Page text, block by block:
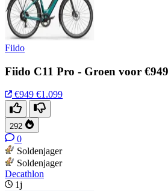
Fiido
Fiido C11 Pro - Groen voor
€949 €1.099
292
0
Soldenjager
Soldenjager
Decathlon
1j